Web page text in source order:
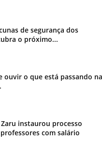
de segurança dos
o próximo...
ouvir o que está passando na
instaurou processo
com salário